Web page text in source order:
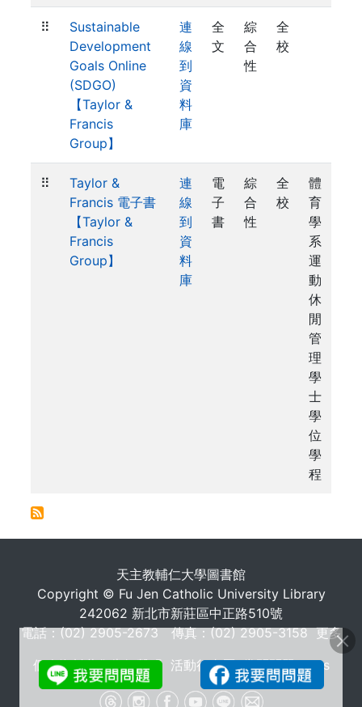
⠿
Sustainable
Development
Goals Online
(SDGO)
【Taylor &
Francis
Group】
連
線
到
資
料
庫
全
文
綜
合
性
全
校
⠿
Taylor &
Francis 電子書
【Taylor &
Francis
Group】
連
線
到
資
料
庫
電
子
書
綜
合
性
全
校
體
育
學
系
運
動
休
閒
管
理
學
士
學
位
學
程
天主教輔仁大學圖書館
Copyright © Fu Jen Catholic University Library
242062 新北市新莊區中正路510號
電話：(02) 2905-2673 傳真：(02) 2905-3158更多
個人資料蒐集告知聲明 活動行事曆 常問問題 FAQs